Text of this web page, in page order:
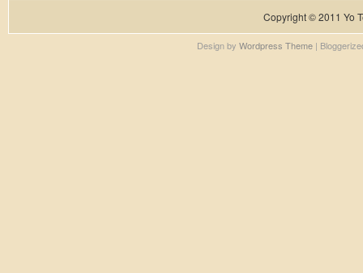
Copyright © 2011 Yo
Design by Wordpress Theme|